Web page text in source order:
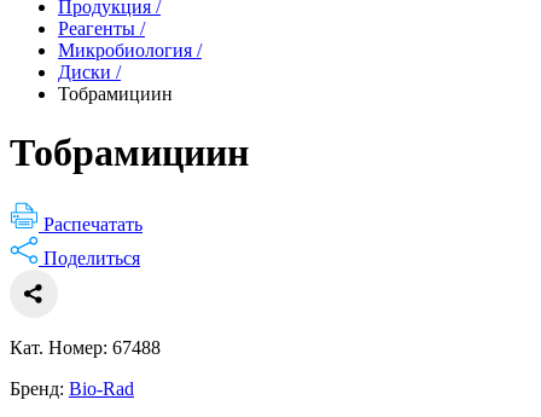
Продукция /
Реагенты /
Микробиология /
Диски /
Тобрамициин
Тобрамициин
Распечатать
Поделиться
Кат. Номер: 67488
Бренд: Bio-Rad